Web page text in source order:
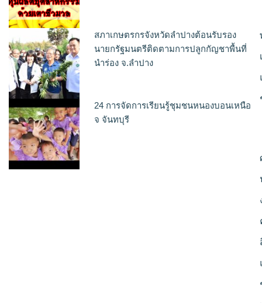
สภาเกษตรกรจังหวัดลำปางต้อนรับรอง
นายกรัฐมนตรีติดตามการปลูกกัญชาพื้นที่
นำร่อง จ.ลำปาง
24 การจัดการเรียนรู้ชุมชนหนองบอนเหนือ
จ จันทบุรี